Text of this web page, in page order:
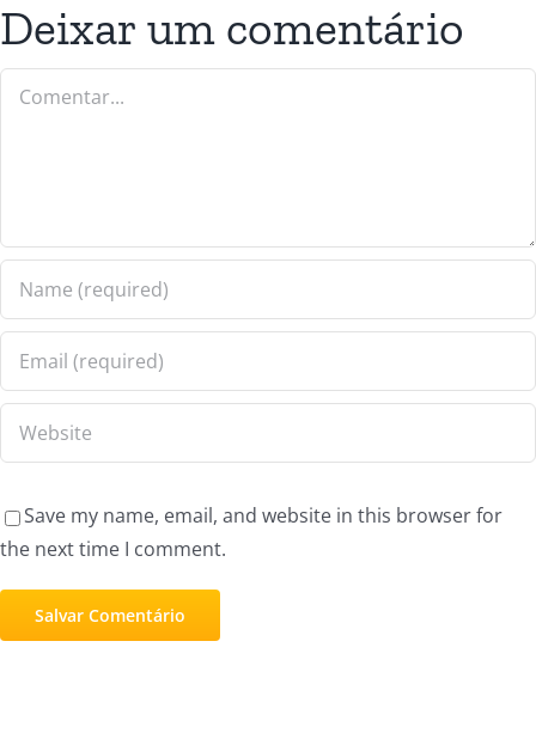
Deixar um comentário
Save my name, email, and website in this browser for
the next time I comment.